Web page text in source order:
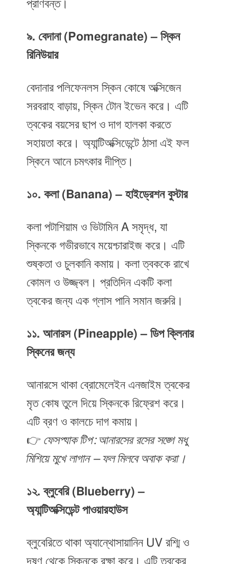
প্রাণবন্ত।
৯. বেদানা (Pomegranate) – স্কিন
রিনিউয়ার
বেদানার পলিফেনলস স্কিন কোষে অক্সিজেন
সরবরাহ বাড়ায়, স্কিন টোন ইভেন করে। এটি
ত্বকের বয়সের ছাপ ও দাগ হালকা করতে
সহায়তা করে। অ্যান্টিঅক্সিডেন্টে ঠাসা এই ফল
স্কিনে আনে চমৎকার দীপ্তি।
১০. কলা (Banana) – হাইড্রেশন বুস্টার
কলা পটাশিয়াম ও ভিটামিন A সমৃদ্ধ, যা
স্কিনকে গভীরভাবে ময়েশ্চারাইজ করে। এটি
শুষ্কতা ও চুলকানি কমায়। কলা ত্বককে রাখে
কোমল ও উজ্জ্বল। প্রতিদিন একটি কলা
ত্বকের জন্য এক গ্লাস পানি সমান জরুরি।
১১. আনারস (Pineapple) – ডিপ ক্লিনার
স্কিনের জন্য
আনারসে থাকা ব্রোমেলেইন এনজাইম ত্বকের
মৃত কোষ তুলে দিয়ে স্কিনকে রিফ্রেশ করে।
এটি ব্রণ ও কালচে দাগ কমায়।
👉ফেসপ্যাক টিপ: আনারসের রসের সঙ্গে মধু
মিশিয়ে মুখে লাগান – ফল মিলবে অবাক করা।
১২. ব্লুবেরি (Blueberry) –
অ্যান্টিঅক্সিডেন্ট পাওয়ারহাউস
ব্লুবেরিতে থাকা অ্যান্থোসায়ানিন UV রশ্মি ও